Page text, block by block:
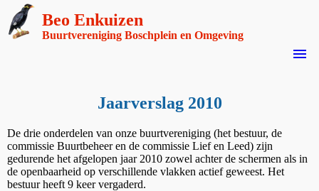
Beo Enkuizen
Buurtvereniging Boschplein en Omgeving
menu
Jaarverslag 2010
De drie onderdelen van onze buurtvereniging (het bestuur, de
commissie Buurtbeheer en de commissie Lief en Leed) zijn
gedurende het afgelopen jaar 2010 zowel achter de schermen als in
de openbaarheid op verschillende vlakken actief geweest. Het
bestuur heeft 9 keer vergaderd.